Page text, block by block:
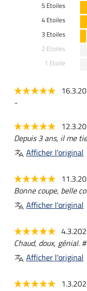
5 Etoiles
4 Etoiles
3 Etoiles
2 Etoiles
1 Etoile
-
Depuis 3 ans, il me
Afficher l'original
Bonne coupe, belle
Afficher l'original
Chaud, doux, génial. #
Afficher l'original